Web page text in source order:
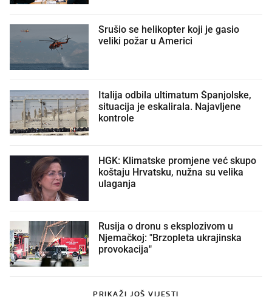
Srušio se helikopter koji je gasio
veliki požar u Americi
Italija odbila ultimatum Španjolske,
situacija je eskalirala. Najavljene
kontrole
HGK: Klimatske promjene već skupo
koštaju Hrvatsku, nužna su velika
ulaganja
Rusija o dronu s eksplozivom u
Njemačkoj: "Brzopleta ukrajinska
provokacija"
PRIKAŽI JOŠ VIJESTI